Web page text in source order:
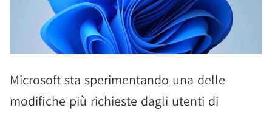
Microsoft sta sperimentando una delle
modifiche più richieste dagli utenti di